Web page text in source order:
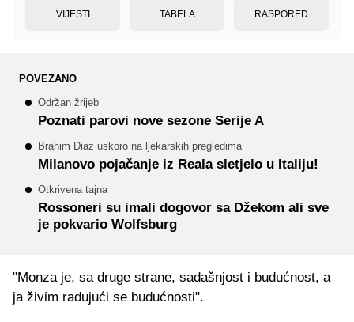
VIJESTI TABELA RASPORED
POVEZANO
Održan žrijeb
Poznati parovi nove sezone Serije A
Brahim Diaz uskoro na ljekarskih pregledima
Milanovo pojačanje iz Reala sletjelo u Italiju!
Otkrivena tajna
Rossoneri su imali dogovor sa Džekom ali sve
je pokvario Wolfsburg
"Monza je, sa druge strane, sadašnjost i budućnost, a
ja živim radujući se budućnosti".